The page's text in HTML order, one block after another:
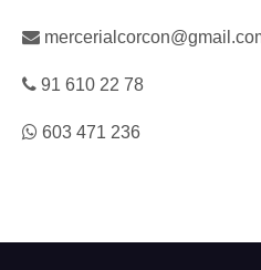
91 610 22 78
603 471 236